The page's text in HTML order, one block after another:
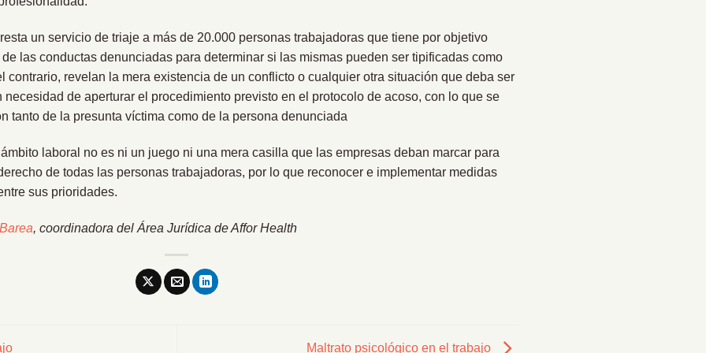
un servicio de triaje a más de 20.000 personas trabajadoras que tiene por objetivo
las conductas denunciadas para determinar si las mismas pueden ser tipificadas como
contrario, revelan la mera existencia de un conflicto o cualquier otra situación que deba ser
de aperturar el procedimiento previsto en el protocolo de acoso, con lo que se
tanto de la presunta víctima como de la persona denunciada
laboral no es ni un juego ni una mera casilla que las empresas deban marcar para
de todas las personas trabajadoras, por lo que reconocer e implementar medidas
sus prioridades.
, coordinadora del Área Jurídica de Affor Health
Maltrato psicológico en el trabajo